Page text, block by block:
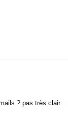
? pas très clair.....